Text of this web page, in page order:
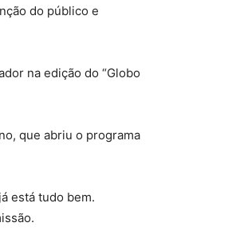
do público e
na edição do “Globo
que abriu o programa
está tudo bem.